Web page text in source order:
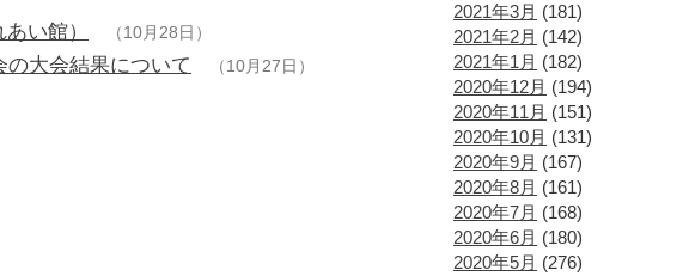
い館） （10月28日）
大会結果について （10月27日）
2021年3月 (181)
2021年2月 (142)
2021年1月 (182)
2020年12月 (194)
2020年11月 (151)
2020年10月 (131)
2020年9月 (167)
2020年8月 (161)
2020年7月 (168)
2020年6月 (180)
2020年5月 (276)